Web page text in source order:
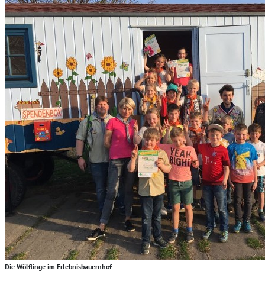
Die Wölflinge im Erlebnisbauernhof